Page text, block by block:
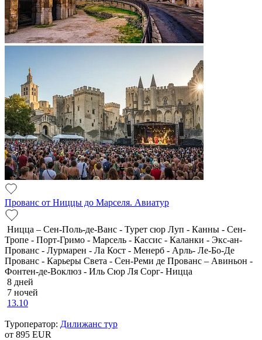
Прованс от Ниццы до Марселя. Авиатур
Ницца – Сен-Поль-де-Ванс - Турет сюр Луп - Канны - Сен-
Тропе - Порт-Гримо - Марсель - Кассис - Каланки - Экс-ан-
Прованс - Лурмарен - Ла Кост - Менерб - Арль- Ле-Бо-Де
Прованс - Карьеры Света - Сен-Реми де Прованс – Авиньон -
Фонтен-де-Воклюз - Иль Сюр Ля Сорг- Ницца
8 дней
7 ночей
13.10
Туроператор: Дилижанс тур
от 895 EUR